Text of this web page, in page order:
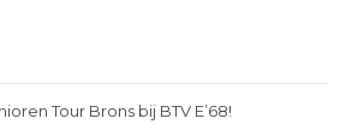
Tour Brons bij BTV E’68!